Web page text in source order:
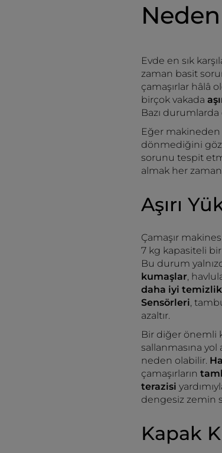
Evde en sık
zaman basit
çamaşırlar hâlâ
birçok vakada
Bazı
Eğer
dönmediğini
sorunu tespit
almak her zaman
Aşırı
Çamaşır
7 kg kapasiteli
Bu durum
kumaşlar,
daha iyi temizlik
Sensörleri,
azaltır.
Bir diğer önemli
sallanmasına
neden olabilir.
çamaşırların
terazisi
dengesiz zemin
Kapak